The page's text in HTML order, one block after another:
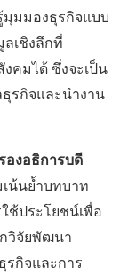
มุมมองธุรกิจแบบ
เชิงลึกที่
คมได้ ซึ่งจะเป็น
รกิจและนำงาน
องอธิการบดี
เน้นย้ำบทบาท
ช้ประโยชน์เพื่อ
วิจัยพัฒนา
รกิจและการ